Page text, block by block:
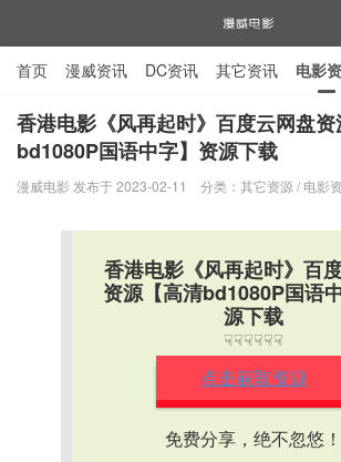
漫威电影
首页 漫威资讯 DC资讯 其它资讯 电影
电视剧资源 漫威图片
香港电影《风再起时》百度云网盘
bd1080P国语中字】资源下载
漫威电影 发布于 2023-02-11 分类： 其它资源 / 电影
香港电影《风再起时》百
资源【高清bd1080P国语
源下载
☟☟☟☟☟☟
点击获取资源
免费分享，绝不忽悠！